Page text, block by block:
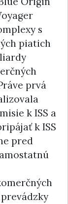
s
piatich
prvá
k ISS a
k ISS
pred